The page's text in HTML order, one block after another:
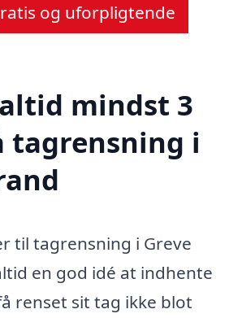
og uforpligtende
mindst 3
tagrensning i
til tagrensning i Greve
en god idé at indhente
renset sit tag ikke blot